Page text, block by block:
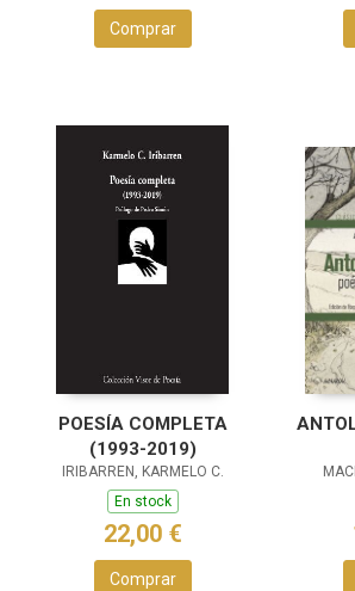
Comprar
POESÍA COMPLETA
(1993-2019)
IRIBARREN, KARMELO C.
En stock
22,00 €
Comprar